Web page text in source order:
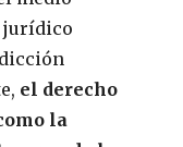
jurídico
el derecho
la